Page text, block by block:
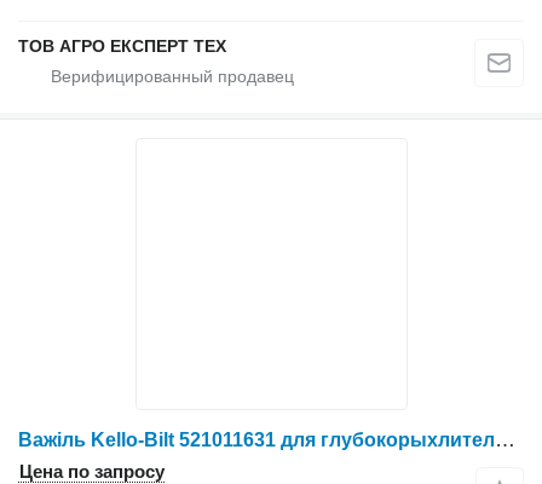
ТОВ АГРО ЕКСПЕРТ ТЕХ
Важіль Kello-Bilt 521011631 для глубокорыхлителя Kello-Bilt 275DR-5S\7S
Цена по запросу